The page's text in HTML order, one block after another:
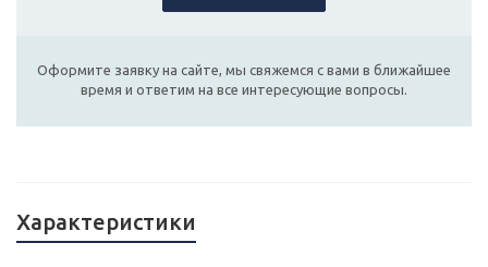
Оформите заявку на сайте, мы свяжемся с вами в ближайшее
время и ответим на все интересующие вопросы.
Характеристики